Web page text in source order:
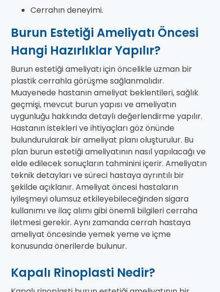
Cerrahın deneyimi.
Burun Estetiği Ameliyatı Öncesi
Hangi Hazırlıklar Yapılır?
Burun estetiği ameliyatı için öncelikle uzman bir
plastik cerrahla görüşme sağlanmalıdır.
Muayenede hastanın ameliyat beklentileri, sağlık
geçmişi, mevcut burun yapısı ve ameliyatın
uygunluğu hakkında detaylı değerlendirme yapılır.
Hastanın istekleri ve ihtiyaçları göz önünde
bulundurularak bir ameliyat planı oluşturulur. Bu
plan burun estetiği ameliyatının nasıl yapılacağı ve
elde edilecek sonuçların tahminini içerir. Ameliyatın
teknik detayları ve süreci hastaya ayrıntılı bir
şekilde açıklanır. Ameliyat öncesi hastaların
iyileşmeyi olumsuz etkileyebileceğinden sigara
kullanımı ve ilaç alımı gibi önemli bilgileri cerraha
iletmesi gerekir. Aynı zamanda cerrah hastaya
ameliyat öncesinde yemek yeme ve içme
konusunda önerilerde bulunur.
Kapalı Rinoplasti Nedir?